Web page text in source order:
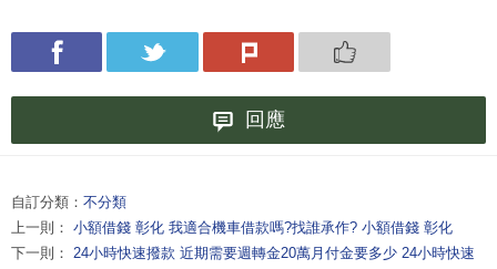
回應
自訂分類： 不分類
上一則： 小額借錢 彰化 我適合機車借款嗎?找誰承作? 小額借錢 彰化
下一則： 24小時快速撥款 近期需要週轉金20萬月付金要多少 24小時快速